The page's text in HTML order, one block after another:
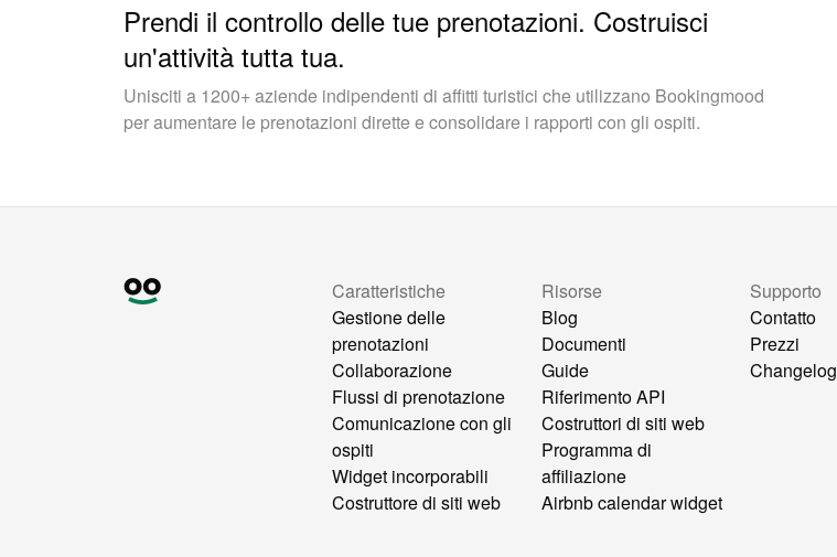
Prendi il controllo delle tue prenotazioni. Costruisci
un'attività tutta tua.
Unisciti a 1200+ aziende indipendenti di affitti turistici che utilizzano Bookingmood
per aumentare le prenotazioni dirette e consolidare i rapporti con gli ospiti.
Caratteristiche
Gestione delle
prenotazioni
Collaborazione
Flussi di prenotazione
Comunicazione con gli
ospiti
Widget incorporabili
Costruttore di siti web
Risorse
Blog
Documenti
Guide
Riferimento API
Costruttori di siti web
Programma di
affiliazione
Airbnb calendar widget
Supporto
Contatto
Prezzi
Changelog